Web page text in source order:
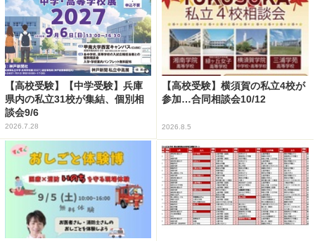
【高校受験】【中学受験】兵庫
県内の私立31校が集結、個別相
談会9/6
2026.7.28
【高校受験】横須賀の私立4校が
参加…合同相談会10/12
2026.8.5